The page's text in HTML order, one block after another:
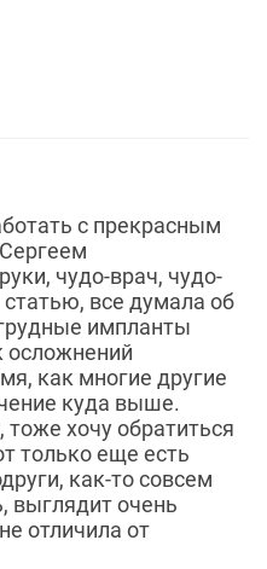
с прекрасным
чудо-врач, чудо-
все думала об
импланты
осложнений
как многие другие
куда выше.
хочу обратиться
только еще есть
как-то совсем
выглядит очень
отличила от